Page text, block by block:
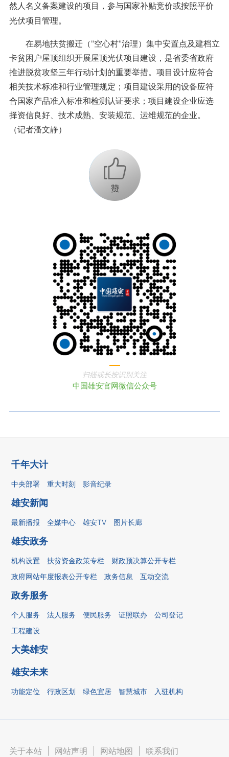
然人名义备案建设的项目，参与国家补贴竞价或按照平价
光伏项目管理。
在易地扶贫搬迁（"空心村"治理）集中安置点及建档立
卡贫困户屋顶组织开展屋顶光伏项目建设，是省委省政府
推进脱贫攻坚三年行动计划的重要举措。项目设计应符合
相关技术标准和行业管理规定；项目建设采用的设备应符
合国家产品准入标准和检测认证要求；项目建设企业应选
择资信良好、技术成熟、安装规范、运维规范的企业。
（记者潘文静）
+1
扫描或长按识别关注
中国雄安官网微信公众号
千年大计
中央部署 重大时刻 影音纪录
雄安新闻
最新播报 全媒中心 雄安TV 图片长廊
雄安政务
机构设置 扶贫资金政策专栏
财政预决算公开专栏
政府网站年度报表公开专栏
政务信息 互动交流
政务服务
个人服务 法人服务 便民服务 证照联办
公司登记
工程建设
大美雄安
雄安未来
功能定位 行政区划 绿色宜居 智慧城市 入驻机构
关于本站 网站声明 网站地图 联系我们